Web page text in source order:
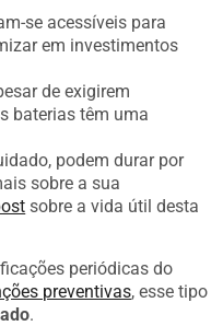
se acessíveis para
em investimentos
de exigirem
baterias têm uma
podem durar por
sobre a sua
sobre a vida útil desta
periódicas do
preventivas, esse tipo
.